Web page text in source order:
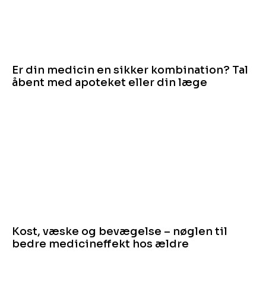
Er din medicin en sikker kombination? Tal
åbent med apoteket eller din læge
Kost, væske og bevægelse – nøglen til
bedre medicin­effekt hos ældre